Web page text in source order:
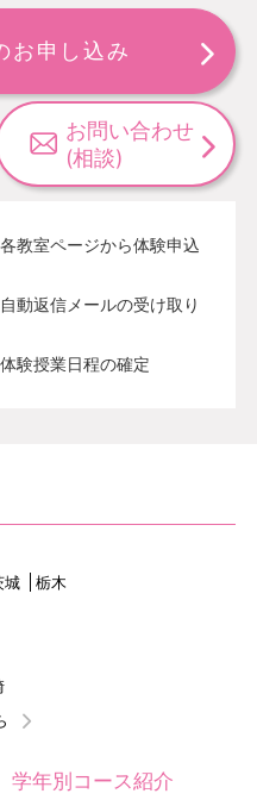
お申し込み
お問い合わせ
(相談)
各教室ページから体験申込
自動返信メールの受け取り
体験授業日程の確定
城
栃木
学年別コース紹介